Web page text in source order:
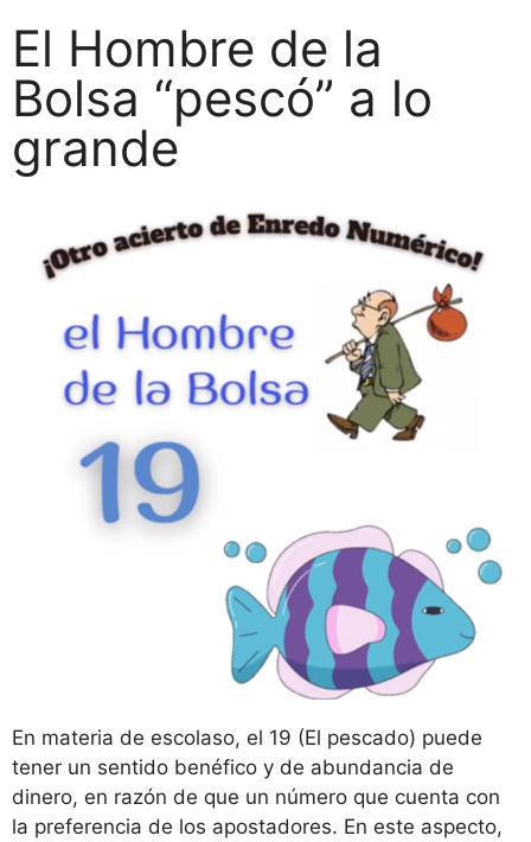
El Hombre de la
Bolsa “pescó” a lo
grande
En materia de escolaso, el 19 (El pescado) puede
tener un sentido benéfico y de abundancia de
dinero, en razón de que un número que cuenta con
la preferencia de los apostadores. En este aspecto,